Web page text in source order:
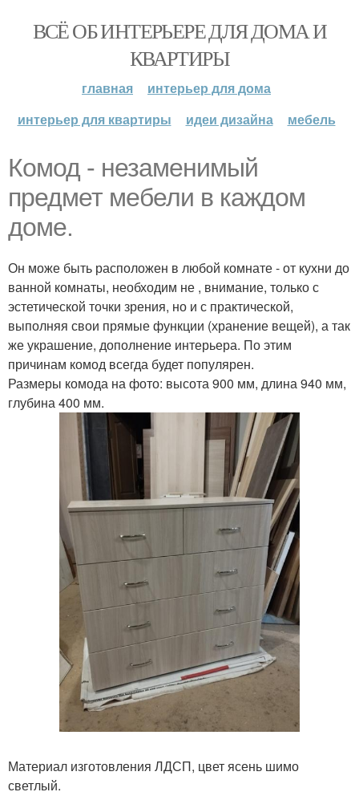
ВСЁ ОБ ИНТЕРЬЕРЕ ДЛЯ ДОМА И
КВАРТИРЫ
главная
интерьер для дома
интерьер для квартиры
идеи дизайна мебель
Комод - незаменимый
предмет мебели в каждом
доме.
Он може быть расположен в любой комнате - от кухни до
ванной комнаты, необходим не , внимание, только с
эстетической точки зрения, но и с практической,
выполняя свои прямые функции (хранение вещей), а так
же украшение, дополнение интерьера. По этим
причинам комод всегда будет популярен.
Размеры комода на фото: высота 900 мм, длина 940 мм,
глубина 400 мм.
Материал изготовления ЛДСП, цвет ясень шимо
светлый.